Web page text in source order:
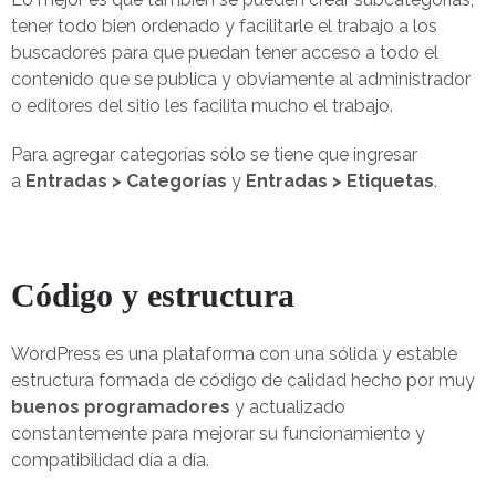
tener todo bien ordenado y facilitarle el trabajo a los
buscadores para que puedan tener acceso a todo el
contenido que se publica y obviamente al administrador
o editores del sitio les facilita mucho el trabajo.
Para agregar categorías sólo se tiene que ingresar
a Entradas > Categorías y Entradas > Etiquetas.
Código y estructura
WordPress es una plataforma con una sólida y estable
estructura formada de código de calidad hecho por muy
buenos programadores y actualizado
constantemente para mejorar su funcionamiento y
compatibilidad día a día.